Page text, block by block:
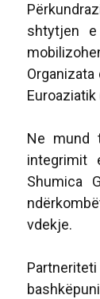
shtytjen e
Euroaziatik
Ne mund
integrimit
Shumica
vdekje.